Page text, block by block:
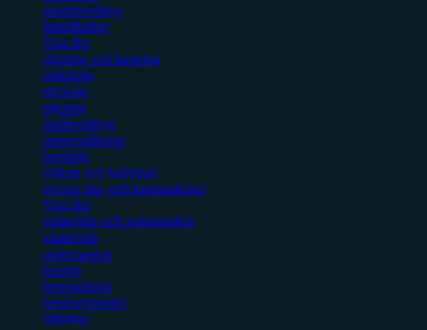
popnitverktyg
fästtillbehör
Visa fler
sågning och kapning
cirkelsåg
sticksåg
tigersåg
multiverktyg
universalkapar
bandsåg
rörkap och kabelsax
övriga såg- och kapmaskiner
Visa fler
vinkelslip och polermaskin
vinkelslip
polermaskin
betong
betongsloda
betongvibrator
slipning